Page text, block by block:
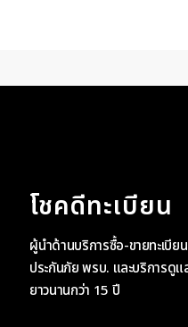
โชคดีทะเบียน
ผู้นำด้านบริการซื้อ-ขายทะเบีย
ประกันภัย พรบ. และบริการดู
ยาวนานกว่า 15 ปี